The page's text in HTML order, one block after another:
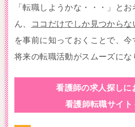
「転職しようかな・・・」と
ん、
ココだけでしか見つからな
を事前に知っておくことで、今
将来の転職活動がスムーズにな
看護師の求人探しに
看護師転職サイト